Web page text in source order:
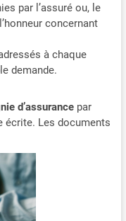
par l’assuré ou, le
concernant
à chaque
demande.
d’assurancepar
écrite. Les documents